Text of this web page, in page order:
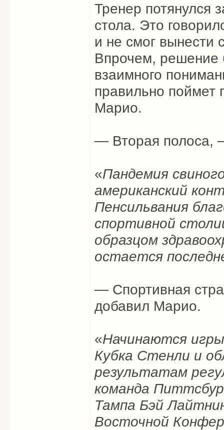
Тренер потянулся
стола. Это
и не смог вынести
Впрочем,
взаимного
правильно
Марио.
— Вторая полоса,
«Пандемия
американский
Пенсильвания
спортивной
образцом
остается
— Спортивная
добавил Марио.
«Начинаются
Кубка Стенли и
результатам
команда
Тампа Бэй
Восточной